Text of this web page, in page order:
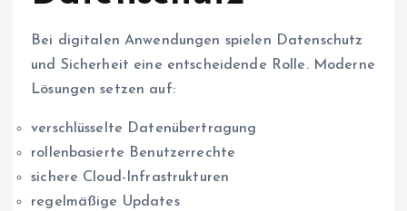
Bei digitalen Anwendungen spielen Datenschutz
und Sicherheit eine entscheidende Rolle. Moderne
Lösungen setzen auf:
verschlüsselte Datenübertragung
rollenbasierte Benutzerrechte
sichere Cloud-Infrastrukturen
regelmäßige Updates